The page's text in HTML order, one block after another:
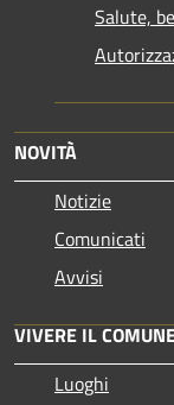
Salute,
NOVITÀ
Notizie
Comunicati
Avvisi
VIVERE IL
Luoghi